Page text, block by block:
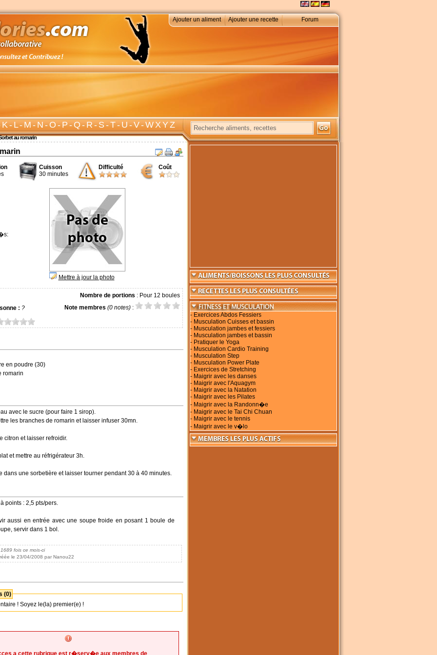
Ajouter un aliment Ajouter une recette Forum
K-L-M-N-O-P-Q-R-S-T-U-V-W X Y Z
au romarin
Cuisson
30 minutes
Difficulté Coût
Mettre à jour la photo
Nombre de portions : Pour 12 boules
: ? Note membres (0 notes):
en poudre (30)
romarin
avec le sucre (pour faire 1 sirop).
les branches de romarin et laisser infuser 30mn.
citron et laisser refroidir.
et mettre au réfrigérateur 3h.
dans une sorbetière et laisser tourner pendant 30 à 40 minutes.
points : 2,5 pts/pers.
aussi en entrée avec une soupe froide en posant 1 boule de
servir dans 1 bol.
fois ce mois-ci
le 23/04/2008 par Nanou22
(0)
! Soyez le(la) premier(e) !
- Exercices Abdos Fessiers
- Musculation Cuisses et bassin
- Musculation jambes et fessiers
- Musculation jambes et bassin
- Pratiquer le Yoga
- Musculation Cardio Training
- Musculation Step
- Musculation Power Plate
- Exercices de Stretching
- Maigrir avec les danses
- Maigrir avec l'Aquagym
- Maigrir avec la Natation
- Maigrir avec les Pilates
- Maigrir avec la Randonn�e
- Maigrir avec le Tai Chi Chuan
- Maigrir avec le tennis
- Maigrir avec le v�lo